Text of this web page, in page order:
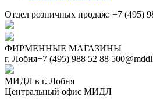
Отдел розничных продаж: +7 (495)
ФИРМЕННЫЕ МАГАЗИНЫ
г. Лобня+7 (495) 988 52 88
МИДЛ в г. Лобня
Центральный офис МИДЛ